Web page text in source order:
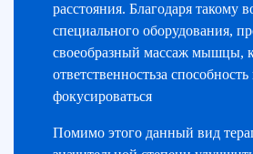
расстояния. Благодаря такому
специального оборудования,
своеобразный массаж мышцы,
ответственностьза способность
фокусироваться
Помимо этого данный вид